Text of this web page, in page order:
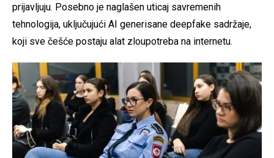
prijavljuju. Posebno je naglašen uticaj savremenih
tehnologija, uključujući AI generisane deepfake sadržaje,
koji sve češće postaju alat zloupotreba na internetu.